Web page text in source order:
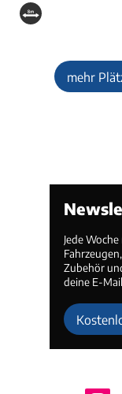
mehr
Jede
Zubehör
deine E-